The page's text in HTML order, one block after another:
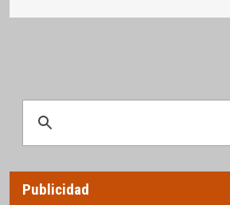
Publicidad